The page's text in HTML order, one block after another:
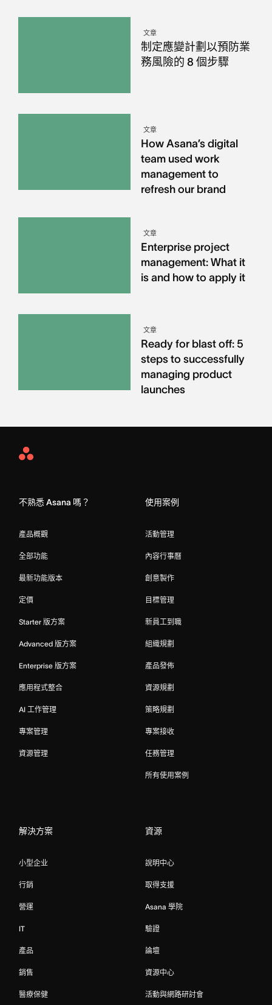
文章
制定應變計劃以預防業
務風險的 8 個步驟
文章
How Asana’s digital
team used work
management to
refresh our brand
文章
Enterprise project
management: What it
is and how to apply it
文章
Ready for blast off: 5
steps to successfully
managing product
launches
Asana
不熟悉 Asana 嗎？
產品概觀
全部功能
最新功能版本
定價
Starter 版方案
Advanced 版方案
Enterprise 版方案
應用程式整合
AI 工作管理
專案管理
資源管理
使用案例
活動管理
內容行事曆
創意製作
目標管理
新員工到職
組織規劃
產品發佈
資源規劃
策略規劃
專案接收
任務管理
所有使用案例
解決方案
小型企业
行銷
營運
IT
產品
銷售
醫療保健
資源
說明中心
取得支援
Asana 學院
驗證
論壇
資源中心
活動與網路研討會